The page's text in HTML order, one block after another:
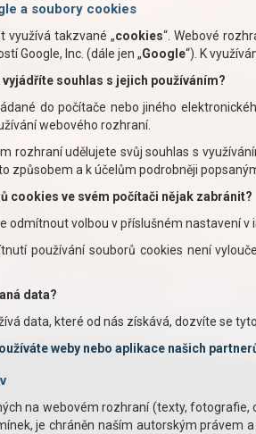
a soubory cookies
využívá takzvané „cookies“. Webové
Google, Inc. (dále jen „Google“). K
souhlas s jejich používáním?
do počítače nebo jiného
webového rozhraní.
rozhraní udělujete svůj souhlas s
způsobem a k účelům podrobněji
cookies ve svém počítači nějak zabránit?
odmítnout volbou v příslušném nastavení v
používání souborů cookies není
data?
data, které od nás získává, dozvíte se
weby nebo aplikace našich
na webovém rozhraní (texty, fotografie,
je chráněn naším autorským právem